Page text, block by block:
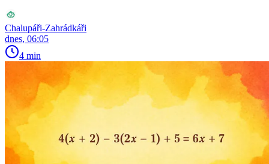
Chalupáři-Zahrádkáři
dnes, 06:05
4 min